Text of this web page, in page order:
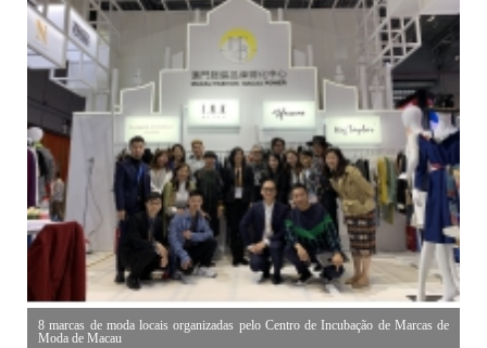
8 marcas de moda locais organizadas pelo Centro de Incubação de Marcas de
Moda de Macau